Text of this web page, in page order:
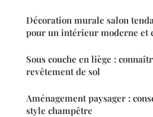
Décoration murale salon
pour un intérieur moderne et
Sous couche en liège :
revêtement de sol
Aménagement paysager :
style champêtre